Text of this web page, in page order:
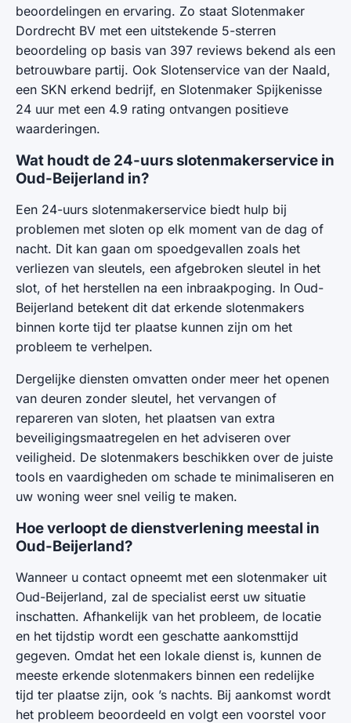
beoordelingen en ervaring. Zo staat Slotenmaker
Dordrecht BV met een uitstekende 5-sterren
beoordeling op basis van 397 reviews bekend als een
betrouwbare partij. Ook Slotenservice van der Naald,
een SKN erkend bedrijf, en Slotenmaker Spijkenisse
24 uur met een 4.9 rating ontvangen positieve
waarderingen.
Wat houdt de 24-uurs slotenmakerservice in
Oud-Beijerland in?
Een 24-uurs slotenmakerservice biedt hulp bij
problemen met sloten op elk moment van de dag of
nacht. Dit kan gaan om spoedgevallen zoals het
verliezen van sleutels, een afgebroken sleutel in het
slot, of het herstellen na een inbraakpoging. In Oud-
Beijerland betekent dit dat erkende slotenmakers
binnen korte tijd ter plaatse kunnen zijn om het
probleem te verhelpen.
Dergelijke diensten omvatten onder meer het openen
van deuren zonder sleutel, het vervangen of
repareren van sloten, het plaatsen van extra
beveiligingsmaatregelen en het adviseren over
veiligheid. De slotenmakers beschikken over de juiste
tools en vaardigheden om schade te minimaliseren en
uw woning weer snel veilig te maken.
Hoe verloopt de dienstverlening meestal in
Oud-Beijerland?
Wanneer u contact opneemt met een slotenmaker uit
Oud-Beijerland, zal de specialist eerst uw situatie
inschatten. Afhankelijk van het probleem, de locatie
en het tijdstip wordt een geschatte aankomsttijd
gegeven. Omdat het een lokale dienst is, kunnen de
meeste erkende slotenmakers binnen een redelijke
tijd ter plaatse zijn, ook ’s nachts. Bij aankomst wordt
het probleem beoordeeld en volgt een voorstel voor